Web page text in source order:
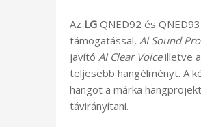
Az LG QNED92 és
támogatással, AI Sound Pro
javító AI Clear Voiceilletve
teljesebb hangélményt. A
hangot a márka
távirányítani.